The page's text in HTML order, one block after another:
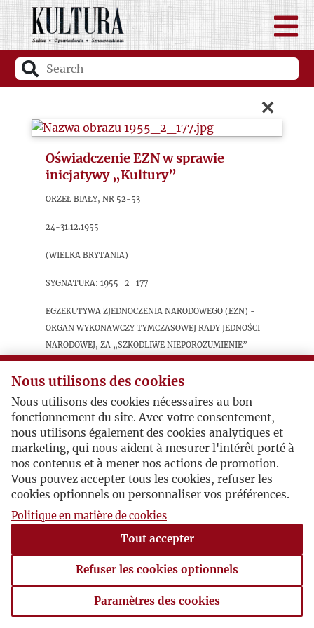
×
Oświadczenie EZN w sprawie
inicjatywy „Kultury”
Orzeł Biały, nr 52-53
24-31.12.1955
(Wielka Brytania)
sygnatura: 1955_2_177
Egzekutywa Zjednoczenia Narodowego (EZN) −
organ wykonawczy Tymczasowej Rady Jedności
Narodowej, za „szkodliwe nieporozumienie”
uznaje zaproszenie przez redakcję „Kultury” do
Maisons-Laffitte sygnatariuszy krajowego,
skierowanego do emigracji, „apelu o powrót”,
Postacie powiązane
Autor publikacji: EZN
Nous utilisons des cookies
Nous utilisons des cookies nécessaires au bon
fonctionnement du site. Avec votre consentement,
nous utilisons également des cookies analytiques et
marketing, qui nous aident à mesurer l'intérêt porté à
nos contenus et à mener nos actions de promotion.
Vous pouvez accepter tous les cookies, refuser les
cookies optionnels ou personnaliser vos préférences.
Politique en matière de cookies
Tout accepter
Refuser les cookies optionnels
Paramètres des cookies
Paramètres des cookies